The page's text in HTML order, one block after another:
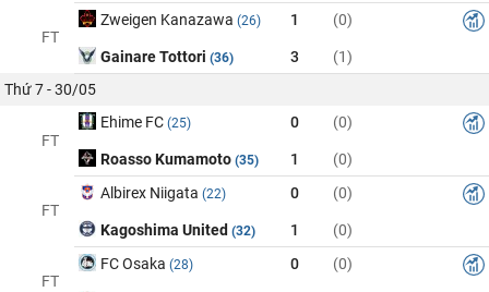
FT
Zweigen Kanazawa (26) 1 (0)
Gainare Tottori (36) 3
(1)
Thứ 7 - 30/05
FT
Ehime FC (25) 0 (0)
Roasso Kumamoto (35) 1 (0)
FT
Albirex Niigata (22) 0 (0)
Kagoshima United (32) 1 (0)
FT
FC Osaka (28) 0 (0)